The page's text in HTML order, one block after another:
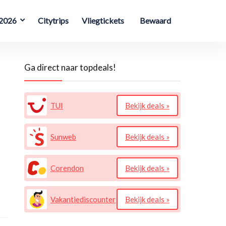
Citytrips Vliegtickets Bewaard
Ga direct naar topdeals!
TUI Bekijk deals »
Sunweb Bekijk deals »
Corendon Bekijk deals »
Vakantiediscounter Bekijk deals »